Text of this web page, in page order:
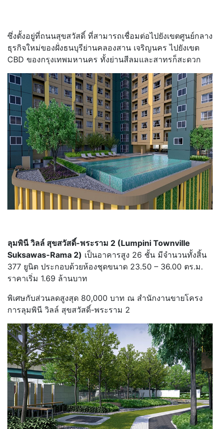
ซึ่งตั้งอยู่ที่ถนนสุขสวัสดิ์ ที่สามารถเชื่อมต่อไปยังเขตศูนย์กลาง
ธุรกิจใหม่ของฝั่งธนบุรีย่านคลองสาน เจริญนคร ไปยังเขต
CBD ของกรุงเทพมหานคร ทั้งย่านสีลมและสาทรก็สะดวก
ลุมพินี วิลล์ สุขสวัสดิ์-พระราม 2 (Lumpini Townville
Suksawas-Rama 2) เป็นอาคารสูง 26 ชั้น มีจำนวนทั้งสิ้น
377 ยูนิต ประกอบด้วยห้องชุดขนาด 23.50 – 36.00 ตร.ม.
ราคาเริ่ม 1.69 ล้านบาท
พิเศษกับส่วนลดสูงสุด 80,000 บาท ณ สำนักงานขายโครง
การลุมพินี วิลล์ สุขสวัสดิ์-พระราม 2